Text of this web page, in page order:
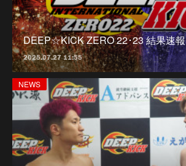
DEEP☆KICK ZERO 22･23 結果速報
2025.07.27 11:55
NEWS